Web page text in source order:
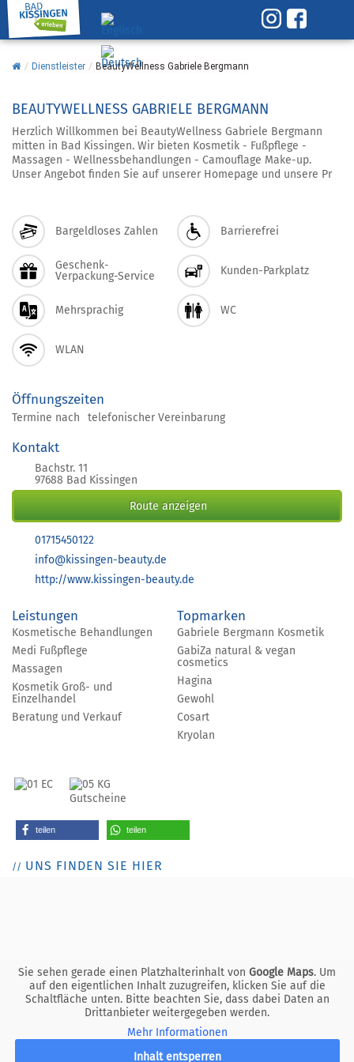
/ Dienstleister / BeautyWellness Gabriele Bergmann
BEAUTYWELLNESS GABRIELE BERGMANN
Herzlich Willkommen bei BeautyWellness Gabriele Bergmann
mitten in Bad Kissingen. Wir bieten Kosmetik - Fußpflege -
Massagen - Wellnessbehandlungen - Camouflage Make-up.
Unser Angebot finden Sie auf unserer Homepage und unsere Pr
Bargeldloses Zahlen Barrierefrei
Geschenk-
Verpackung-Service
Kunden-Parkplatz
Mehrsprachig WC
WLAN
Öffnungszeiten
Termine nach telefonischer Vereinbarung
Kontakt
Bachstr. 11
97688 Bad Kissingen
Route anzeigen
01715450122
info@kissingen-beauty.de
http://www.kissingen-beauty.de
Leistungen
Kosmetische Behandlungen
Medi Fußpflege
Massagen
Kosmetik Groß- und
Einzelhandel
Beratung und Verkauf
Topmarken
Gabriele Bergmann Kosmetik
GabiZa natural & vegan
cosmetics
Hagina
Gewohl
Cosart
Kryolan
teilen teilen
UNS FINDEN SIE HIER
Sie sehen gerade einen Platzhalterinhalt von Google Maps. Um
auf den eigentlichen Inhalt zuzugreifen, klicken Sie auf die
Schaltfläche unten. Bitte beachten Sie, dass dabei Daten an
Drittanbieter weitergegeben werden.
Mehr Informationen
Inhalt entsperren